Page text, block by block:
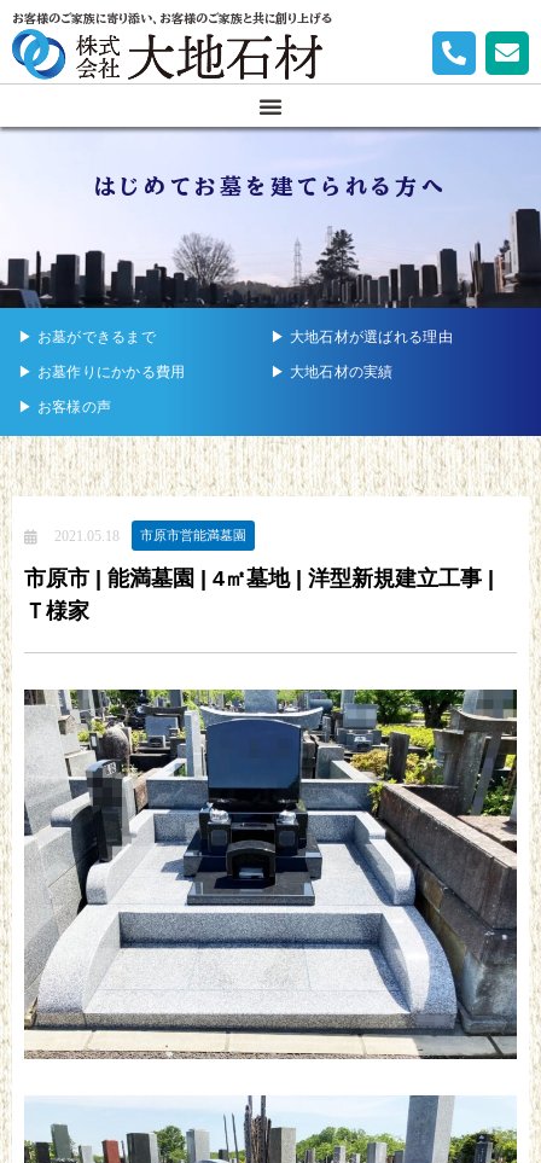
お客様のご家族に寄り添い、お客様のご家族と共に創り上げる
はじめてお墓を建てられる方へ
▶︎ お墓ができるまで ▶︎ 大地石材が選ばれる理由
▶︎ お墓作りにかかる費用 ▶︎ 大地石材の実績
▶︎ お客様の声
2021.05.18 市原市営能満墓園
市原市 | 能満墓園 | 4㎡墓地 | 洋型新規建立工事 |
Ｔ様家